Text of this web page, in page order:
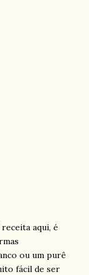
aqui, é
ou um purê
fácil de ser